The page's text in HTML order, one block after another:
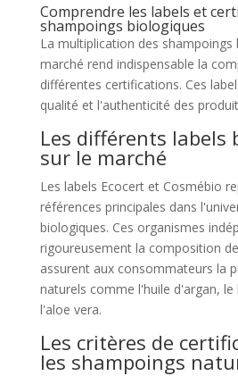
Comprendre les labels et
shampoings biologiques
La multiplication des shampoings
marché rend indispensable la
différentes certifications. Ces
qualité et l'authenticité des
Les différents labels
sur le marché
Les labels Ecocert et Cosmébio
références principales dans
biologiques. Ces organismes
rigoureusement la composition
assurent aux consommateurs la
naturels comme l'huile d'argan,
l'aloe vera.
Les critères de
les shampoings